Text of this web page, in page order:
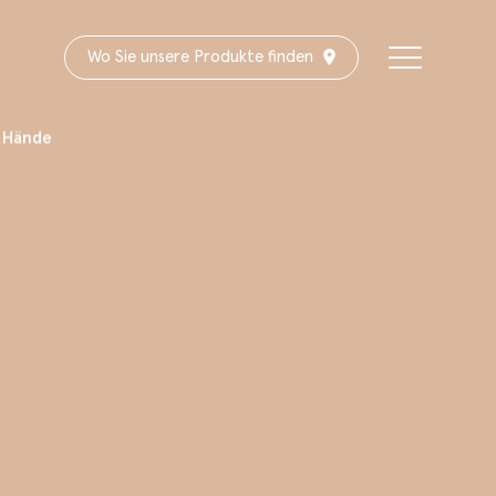
Wo Sie unsere Produkte finden